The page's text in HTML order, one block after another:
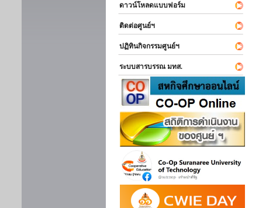
ดาวน์โหลดแบบฟอร์ม
ติดต่อศูนย์ฯ
ปฏิทินกิจกรรมศูนย์ฯ
ระบบสารบรรณ มทส.